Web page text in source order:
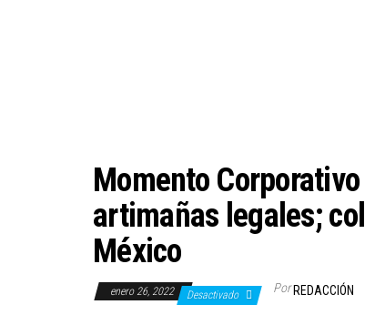
Momento
artimañas legales;
México
enero 26, 2022 Desactivado Por REDACCIÓN